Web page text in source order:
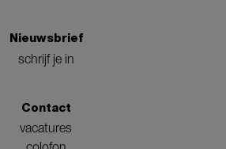
Nieuwsbrief
schrijf je in
Contact
vacatures